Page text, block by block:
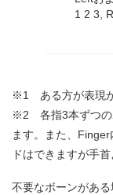
1 2 3,
※1 ある方が表現が
※2 各指3本ずつの
ます。また、
ドはできますが手
不要なボーンがあ